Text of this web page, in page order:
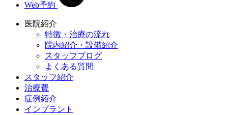
Web予約
医院紹介
特徴・治療の流れ
院内紹介・設備紹介
スタッフブログ
よくある質問
スタッフ紹介
治療費
症例紹介
インプラント